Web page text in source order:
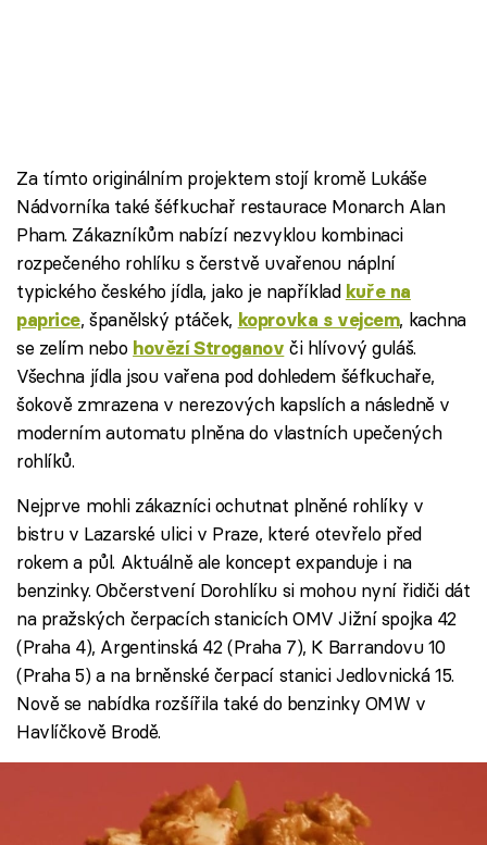
Za tímto originálním projektem stojí kromě Lukáše
Nádvorníka také šéfkuchař restaurace Monarch Alan
Pham. Zákazníkům nabízí nezvyklou kombinaci
rozpečeného rohlíku s čerstvě uvařenou náplní
typického českého jídla, jako je například kuře na
paprice, španělský ptáček, koprovka s vejcem, kachna
se zelím nebo hovězí Stroganov či hlívový guláš.
Všechna jídla jsou vařena pod dohledem šéfkuchaře,
šokově zmrazena v nerezových kapslích a následně v
moderním automatu plněna do vlastních upečených
rohlíků.
Nejprve mohli zákazníci ochutnat plněné rohlíky v
bistru v Lazarské ulici v Praze, které otevřelo před
rokem a půl. Aktuálně ale koncept expanduje i na
benzinky. Občerstvení Dorohlíku si mohou nyní řidiči dát
na pražských čerpacích stanicích OMV Jižní spojka 42
(Praha 4), Argentinská 42 (Praha 7), K Barrandovu 10
(Praha 5) a na brněnské čerpací stanici Jedlovnická 15.
Nově se nabídka rozšířila také do benzinky OMW v
Havlíčkově Brodě.